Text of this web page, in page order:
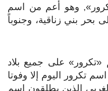
وهو أعم من اسم
بحر بني زناقية، وجنوباً
«تكرور» على جميع بلاد
تكرور اليوم إلا وفوتا
الذين يطلقون اسم